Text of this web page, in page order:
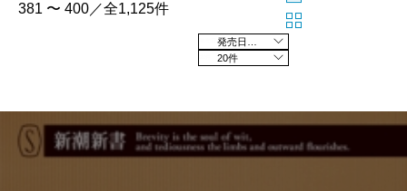
381 〜 400／全1,125件
20件